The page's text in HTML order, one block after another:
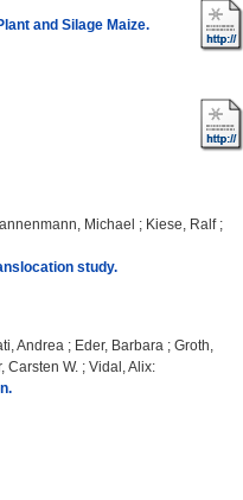
and Silage Maize.
Michael ; Kiese, Ralf;
study.
Andrea ; Eder, Barbara ; Groth,
Carsten W. ; Vidal, Alix: